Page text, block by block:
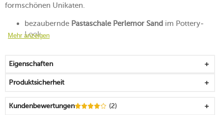
formschönen Unikaten.
bezaubernde Pastaschale Perlemor Sand im Pottery-
Look
gefertigt
jedes Stück ist ein unverwechselbares Unikat
liegt gut in der Hand und lässt sich schnell greifen
Mehr anzeigen
Eigenschaften
Produktsicherheit
Kundenbewertungen (2)